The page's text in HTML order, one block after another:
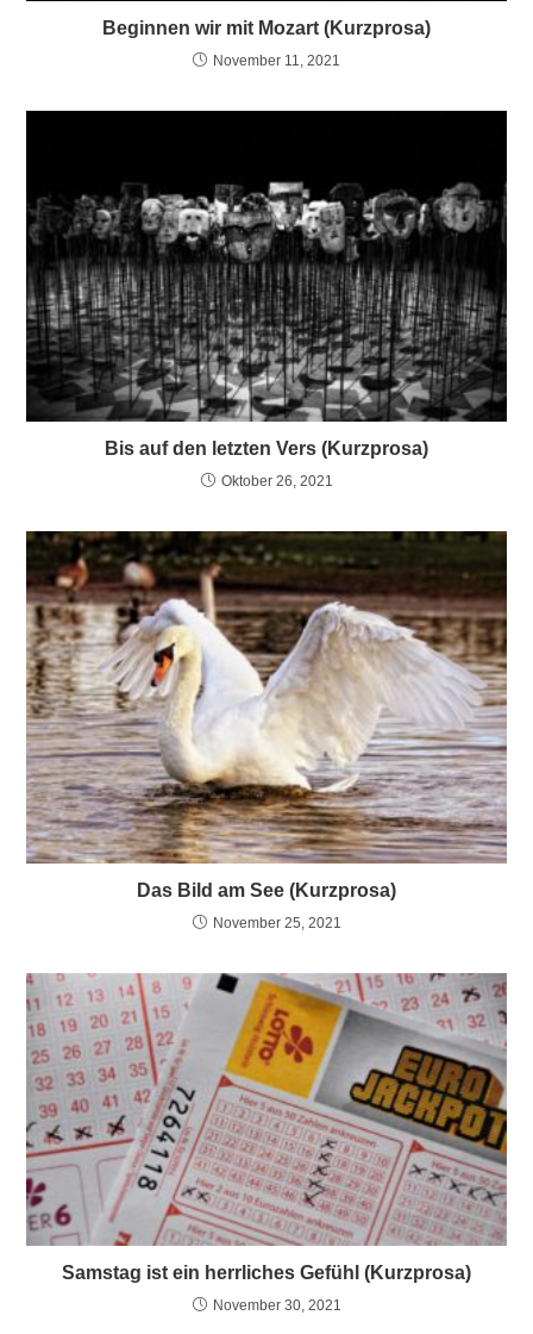
Beginnen wir mit Mozart (Kurzprosa)
November 11, 2021
Bis auf den letzten Vers (Kurzprosa)
Oktober 26, 2021
Das Bild am See (Kurzprosa)
November 25, 2021
Samstag ist ein herrliches Gefühl (Kurzprosa)
November 30, 2021